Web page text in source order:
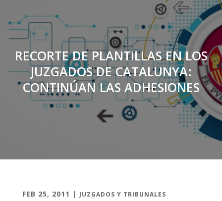
'
RECORTE DE PLANTILLAS EN LOS
JUZGADOS DE CATALUNYA:
CONTINÚAN LAS ADHESIONES
FEB 25, 2011 | JUZGADOS Y TRIBUNALES